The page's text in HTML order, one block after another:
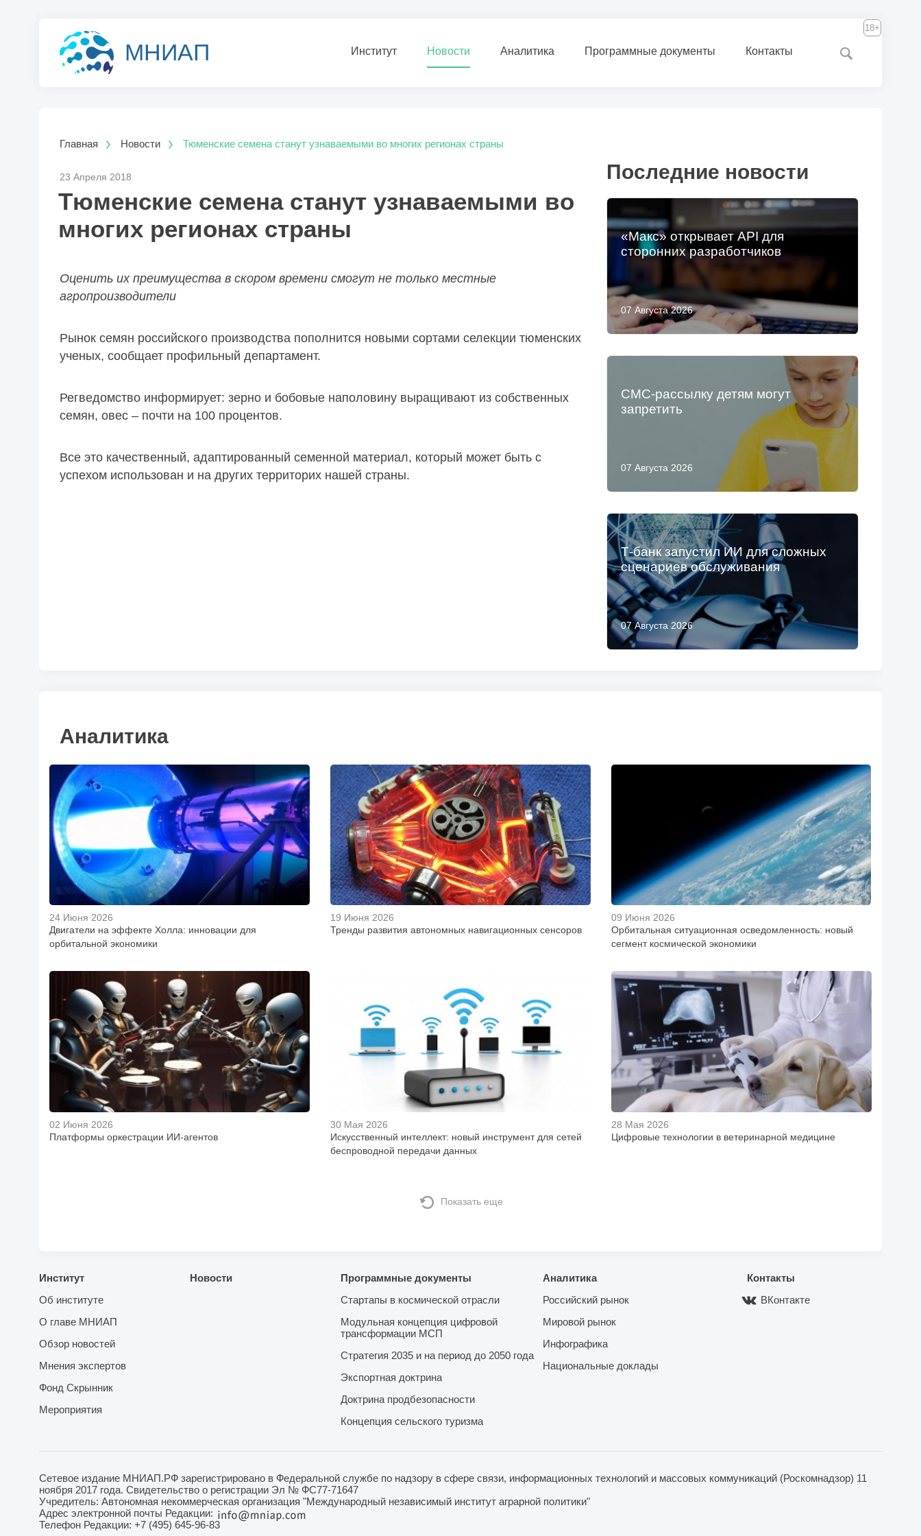
МНИАП Институт Новости Аналитика Программные документы Контакты
18+
Главная Новости Тюменские семена станут узнаваемыми во многих регионах страны
23 Апреля 2018
Тюменские семена станут узнаваемыми во
многих регионах страны
Оценить их преимущества в скором времени смогут не только местные
агропроизводители
Рынок семян российского производства пополнится новыми сортами селекции тюменских
ученых, сообщает профильный департамент.
Регведомство информирует: зерно и бобовые наполовину выращивают из собственных
семян, овес – почти на 100 процентов.
Все это качественный, адаптированный семенной материал, который может быть с
успехом использован и на других территорих нашей страны.
Последние новости
07 Августа 2026
«Макс» открывает API для
сторонних разработчиков
07 Августа 2026
СМС-рассылку детям могут
запретить
07 Августа 2026
Т-банк запустил ИИ для сложных
сценариев обслуживания
Аналитика
24 Июня 2026
Двигатели на эффекте Холла: инновации для
орбитальной экономики
19 Июня 2026
Тренды развития автономных навигационных сенсоров
09 Июня 2026
Орбитальная ситуационная осведомленность: новый
сегмент космической экономики
02 Июня 2026
Платформы оркестрации ИИ-агентов
30 Мая 2026
Искусственный интеллект: новый инструмент для сетей
беспроводной передачи данных
28 Мая 2026
Цифровые технологии в ветеринарной медицине
Показать еще
Институт
Об институте
О главе МНИАП
Обзор новостей
Мнения экспертов
Фонд Скрынник
Мероприятия
Новости
Программные документы
Стартапы в космической отрасли
Модульная концепция цифровой
трансформации МСП
Стратегия 2035 и на период до 2050 года
Экспортная доктрина
Доктрина продбезопасности
Концепция сельского туризма
Аналитика
Российский рынок
Мировой рынок
Инфографика
Национальные доклады
Контакты
ВКонтакте
Сетевое издание МНИАП.РФ зарегистрировано в Федеральной службе по надзору в сфере связи, информационных технологий и массовых коммуникаций (Роскомнадзор) 11
ноября 2017 года. Свидетельство о регистрации Эл № ФС77-71647
Учредитель: Автономная некоммерческая организация "Международный независимый институт аграрной политики"
Адрес электронной почты Редакции:
Телефон Редакции: +7 (495) 645-96-83